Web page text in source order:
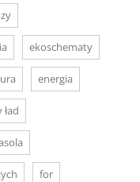
ekoschematy
energia
for